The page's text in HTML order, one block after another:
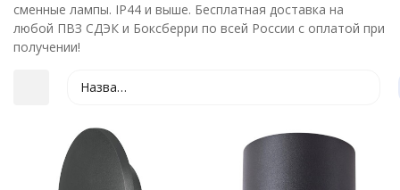
сменные лампы. IP44 и выше. Бесплатная доставка на
любой ПВЗ СДЭК и Боксберри по всей России с оплатой при
получении!
Название
покупателей